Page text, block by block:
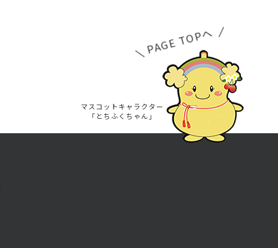
PAGE TOPへ
マスコットキャラクター
「とちふくちゃん」